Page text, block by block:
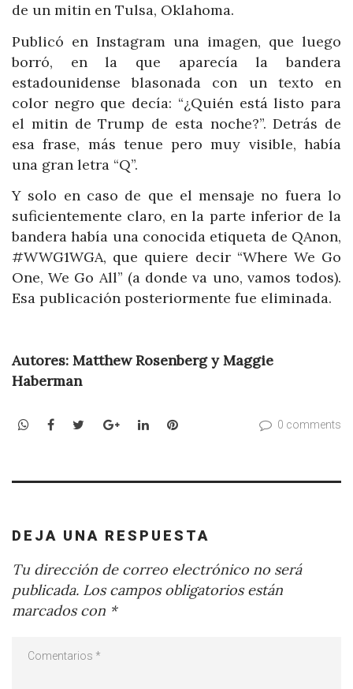
de un mitin en Tulsa, Oklahoma.
Publicó en Instagram una imagen, que luego
borró, en la que aparecía la bandera
estadounidense blasonada con un texto en
color negro que decía: “¿Quién está listo para
el mitin de Trump de esta noche?”. Detrás de
esa frase, más tenue pero muy visible, había
una gran letra “Q”.
Y solo en caso de que el mensaje no fuera lo
suficientemente claro, en la parte inferior de la
bandera había una conocida etiqueta de QAnon,
#WWG1WGA, que quiere decir “Where We Go
One, We Go All” (a donde va uno, vamos todos).
Esa publicación posteriormente fue eliminada.
Autores: Matthew Rosenberg y Maggie
Haberman
WhatsApp
Facebook
TwitterGoogle+LinkedInPinterest 0 comments
DEJA UNA RESPUESTA
Tu dirección de correo electrónico no será
publicada. Los campos obligatorios están
marcados con *